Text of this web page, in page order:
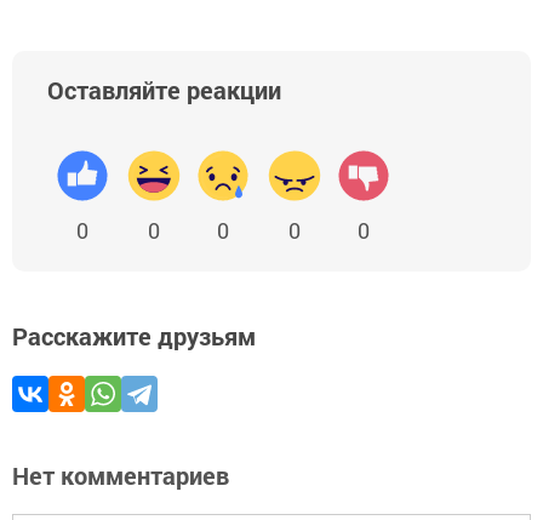
Оставляйте реакции
0 0 0 0 0
Расскажите друзьям
Нет комментариев